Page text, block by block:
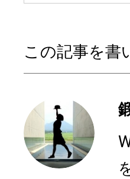
この記事を書